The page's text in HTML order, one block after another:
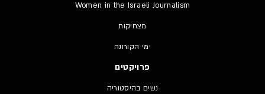
Women in the Israeli Journalism
מצחיקות
ימי הקורונה
פרויקטים
נשים בהיסטוריה